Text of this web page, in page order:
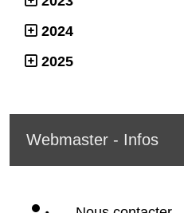
2024
2025
Webmaster - Infos